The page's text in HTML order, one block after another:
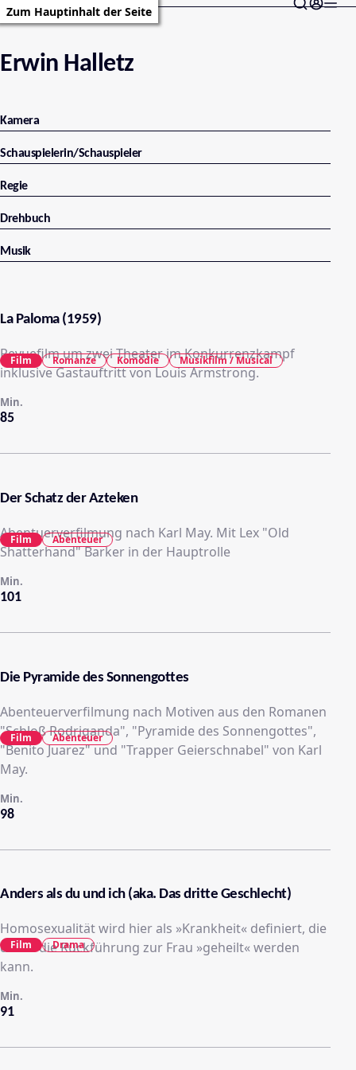
Zum Hauptinhalt der Seite
Erwin Halletz
Kamera
Schauspielerin/Schauspieler
Regie
Drehbuch
Musik
La Paloma (1959)
Revuefilm um zwei Theater im Konkurrenzkampf
inklusive Gastauftritt von Louis Armstrong.
85
Min.
Film Romanze Komödie Musikfilm / Musical
Der Schatz der Azteken
Abentuerverfilmung nach Karl May. Mit Lex "Old
Shatterhand" Barker in der Hauptrolle
101
Min.
Film Abenteuer
Die Pyramide des Sonnengottes
Abenteuerverfilmung nach Motiven aus den Romanen
"Schloß Rodriganda", "Pyramide des Sonnengottes",
"Benito Juarez" und "Trapper Geierschnabel" von Karl
May.
98
Min.
Film Abenteuer
Anders als du und ich (aka. Das dritte Geschlecht)
Homosexualität wird hier als »Krankheit« definiert, die
durch die Rückführung zur Frau »geheilt« werden
kann.
91
Min.
Film Drama